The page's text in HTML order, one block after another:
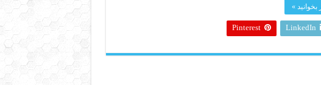
بخوانید »
LinkedIn
Pinterest